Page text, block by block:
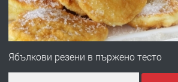
ПРЕДЛАГА
№4120 Магазин/
градската градина!
Ябълкови резени в пържено тесто